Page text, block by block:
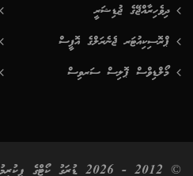
ދިވެހިރާއްޖޭގެ ޖުޑިޝަރީ
ޕްރޮސިކިއުޓަރ ޖެނެރަލްގެ އޮފީސް
މޯލްޑިވްސް ޕޮލިސް ސަރވިސް
© 2012 - 2026 ޑުރަގު ކޯޓްގެ ފިކުރީމުދާ